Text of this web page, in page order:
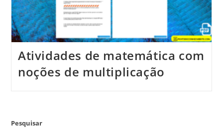
Atividades de matemática com
noções de multiplicação
Pesquisar